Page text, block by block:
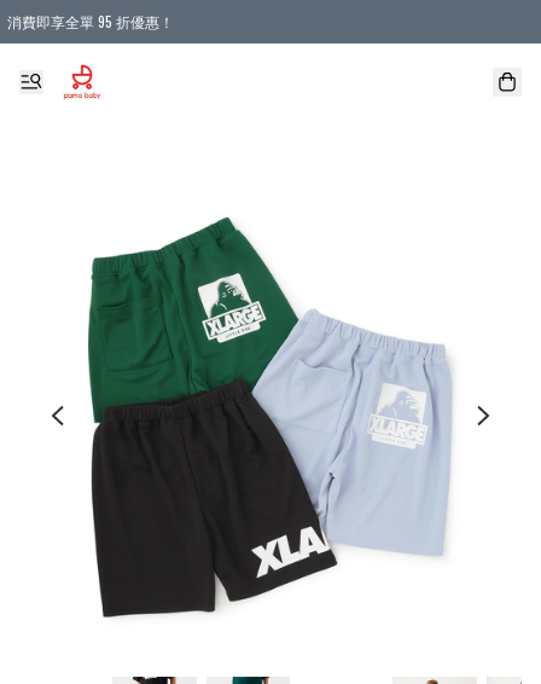
消費即享全單 95 折優惠！
購物滿 HKD 900.00即享免運費優惠！（適用於 本地送貨、本地取貨 )